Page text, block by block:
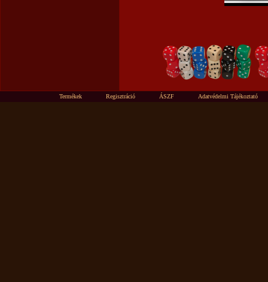
Termékek Regisztráció ÁSZF Adatvédelmi Tájékoztató